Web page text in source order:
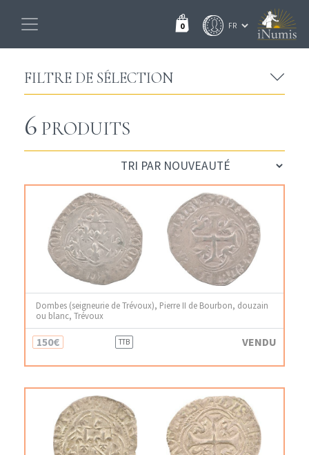
0
FILTRE DE SÉLECTION
6 PRODUITS
Dombes (seigneurie de Trévoux), Pierre II de Bourbon, douzain
ou blanc, Trévoux
150€ TTB VENDU